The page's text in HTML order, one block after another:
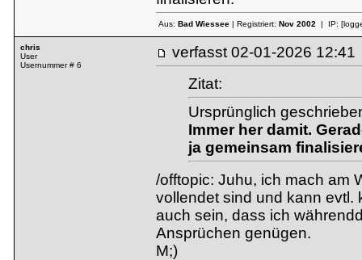
Aus: Bad Wiessee| Registriert: Nov 2002| IP:
chris
User
Usernummer # 6
verfasst 02-01-2026
Zitat:
Ursprünglich
Immer her damit.
ja gemeinsam
/offtopic: Juhu, ich mach am
vollendet sind und kann evtl.
auch sein, dass ich
Ansprüchen genügen.
M;)